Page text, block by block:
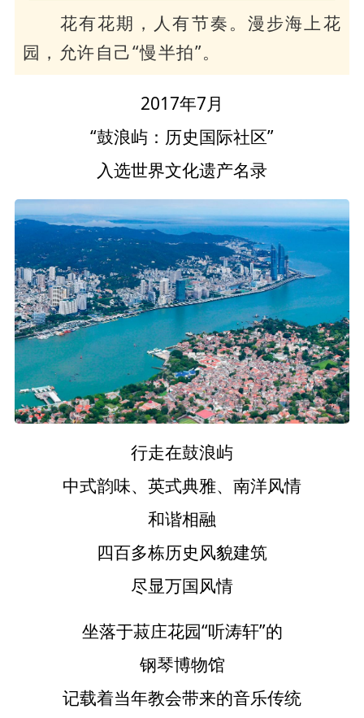
花有花期， 人有节奏。漫步海上花
园，允许自己“慢半拍”。
2017年7月
“鼓浪屿：历史国际社区”
入选世界文化遗产名录
行走在鼓浪屿
中式韵味、英式典雅、南洋风情
和谐相融
四百多栋历史风貌建筑
尽显万国风情
坐落于菽庄花园“听涛轩”的
钢琴博物馆
记载着当年教会带来的音乐传统